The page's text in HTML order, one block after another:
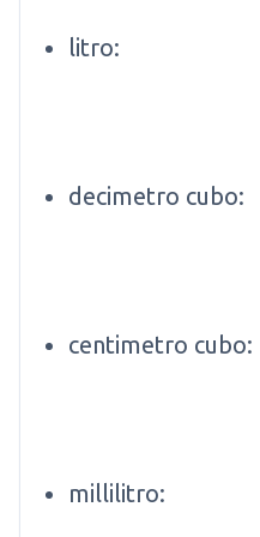
litro:
decimetro cubo:
centimetro cubo:
millilitro: